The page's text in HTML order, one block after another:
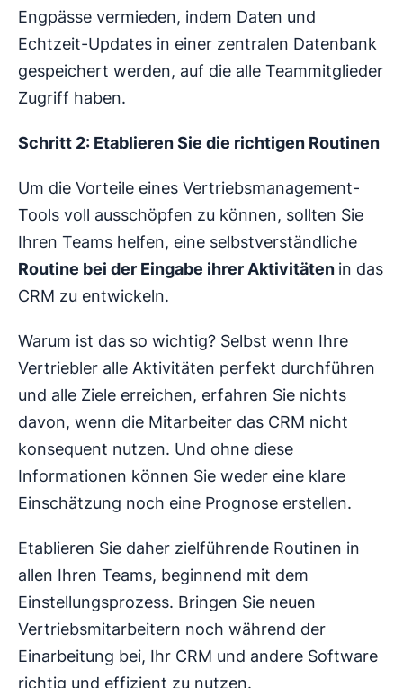
Engpässe vermieden, indem Daten und
Echtzeit-Updates in einer zentralen Datenbank
gespeichert werden, auf die alle Teammitglieder
Zugriff haben.
Schritt 2: Etablieren Sie die richtigen Routinen
Um die Vorteile eines Vertriebsmanagement-
Tools voll ausschöpfen zu können, sollten Sie
Ihren Teams helfen, eine selbstverständliche
Routine bei der Eingabe ihrer Aktivitäten in das
CRM zu entwickeln.
Warum ist das so wichtig? Selbst wenn Ihre
Vertriebler alle Aktivitäten perfekt durchführen
und alle Ziele erreichen, erfahren Sie nichts
davon, wenn die Mitarbeiter das CRM nicht
konsequent nutzen. Und ohne diese
Informationen können Sie weder eine klare
Einschätzung noch eine Prognose erstellen.
Etablieren Sie daher zielführende Routinen in
allen Ihren Teams, beginnend mit dem
Einstellungsprozess. Bringen Sie neuen
Vertriebsmitarbeitern noch während der
Einarbeitung bei, Ihr CRM und andere Software
richtig und effizient zu nutzen.